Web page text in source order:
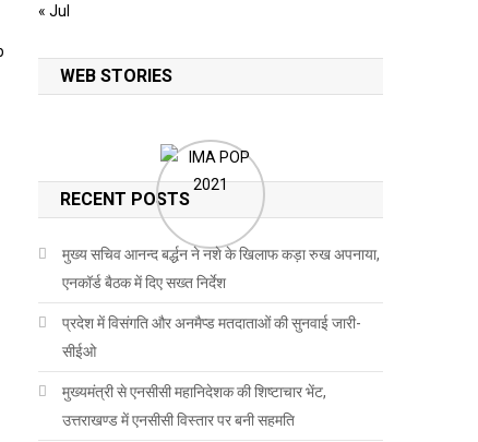
« Jul
WEB STORIES
RECENT POSTS
मुख्य सचिव आनन्द बर्द्धन ने नशे के खिलाफ कड़ा रुख अपनाया,
एनकॉर्ड बैठक में दिए सख्त निर्देश
प्रदेश में विसंगति और अनमैप्ड मतदाताओं की सुनवाई जारी-
सीईओ
मुख्यमंत्री से एनसीसी महानिदेशक की शिष्टाचार भेंट,
उत्तराखण्ड में एनसीसी विस्तार पर बनी सहमति